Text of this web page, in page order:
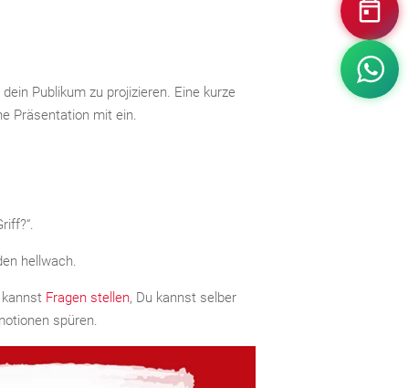
Publikum zu projizieren. Eine kurze
Präsentation mit ein.
hellwach.
Fragen stellen, Du kannst selber
spüren.